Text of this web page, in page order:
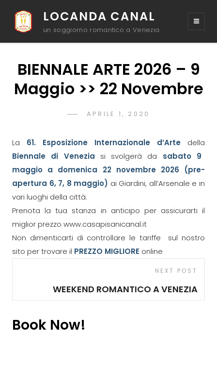
LOCANDA CANAL
un soggiorno romantico a Venezia
BIENNALE ARTE 2026 – 9
Maggio >> 22 Novembre
POSTED
APRILE 1, 2020
La 61. Esposizione Internazionale d’Arte della
Biennale di Venezia si svolgerà da sabato 9
maggio a domenica 22 novembre 2026 (pre-
apertura 6, 7, 8 maggio) ai Giardini, all’Arsenale e in
vari luoghi della città.
Prenota la tua stanza in anticipo per assicurarti il
miglior prezzo www.casapisanicanal.it
Non dimenticarti di controllare le tariffe sul nostro
sito per trovare il PREZZO MIGLIORE online
articoli
NEXT POST
WEEKEND ROMANTICO A VENEZIA
Book Now!